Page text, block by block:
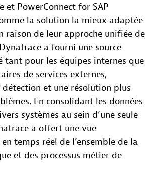
et PowerConnect for SAP
la solution la mieux adaptée
raison de leur approche unifiée de
a fourni une source
tant pour les équipes internes que
de services externes,
et une résolution plus
En consolidant les données
systèmes au sein d’une seule
a offert une vue
temps réel de l’ensemble de la
et des processus métier de